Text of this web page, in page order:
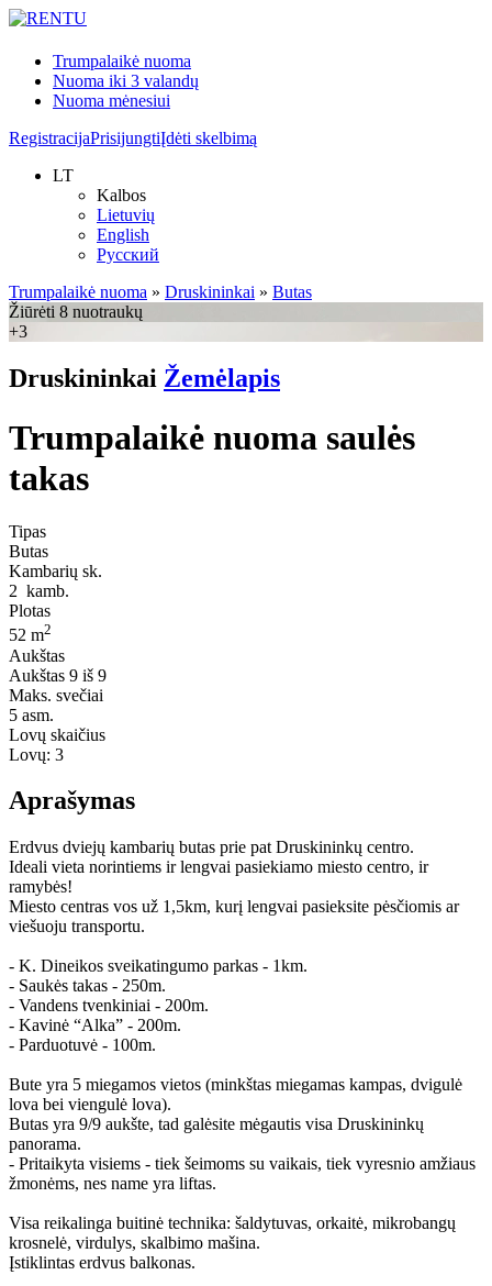
Trumpalaikė nuoma
Nuoma iki 3 valandų
Nuoma mėnesiui
RegistracijaPrisijungtiĮdėti skelbimą
LT
Kalbos
Lietuvių
English
Русский
Trumpalaikė nuoma » Druskininkai » Butas
Žiūrėti 8 nuotraukų
+3
Druskininkai Žemėlapis
Trumpalaikė nuoma saulės
takas
Tipas
Butas
Kambarių sk.
2 kamb.
Plotas
52 m2
Aukštas
Aukštas 9 iš 9
Maks. svečiai
5 asm.
Lovų skaičius
Lovų: 3
Aprašymas
Erdvus dviejų kambarių butas prie pat Druskininkų centro.
Ideali vieta norintiems ir lengvai pasiekiamo miesto centro, ir
ramybės!
Miesto centras vos už 1,5km, kurį lengvai pasieksite pėsčiomis ar
viešuoju transportu.
- K. Dineikos sveikatingumo parkas - 1km.
- Saukės takas - 250m.
- Vandens tvenkiniai - 200m.
- Kavinė “Alka” - 200m.
- Parduotuvė - 100m.
Bute yra 5 miegamos vietos (minkštas miegamas kampas, dvigulė
lova bei viengulė lova).
Butas yra 9/9 aukšte, tad galėsite mėgautis visa Druskininkų
panorama.
- Pritaikyta visiems - tiek šeimoms su vaikais, tiek vyresnio amžiaus
žmonėms, nes name yra liftas.
Visa reikalinga buitinė technika: šaldytuvas, orkaitė, mikrobangų
krosnelė, virdulys, skalbimo mašina.
Įstiklintas erdvus balkonas.